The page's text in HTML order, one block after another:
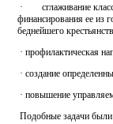
·
сглаживание
финансирования ее из
беднейшего
· профилактическая
· создание
· повышение
Подобные задачи были